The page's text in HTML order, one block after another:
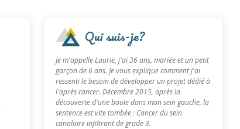
Qui suis-je?
Je m'appelle Laurie, j'ai 36 ans, mariée et un petit
garçon de 6 ans. Je vous explique comment j'ai
ressenti le besoin de développer un projet dédié à
l'après cancer. Décembre 2015, après la
découverte d'une boule dans mon sein gauche, la
sentence est vite tombée : Cancer du sein
canalaire infiltrant de grade 3.